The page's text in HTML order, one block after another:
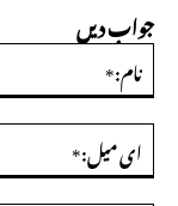
جواب دیں